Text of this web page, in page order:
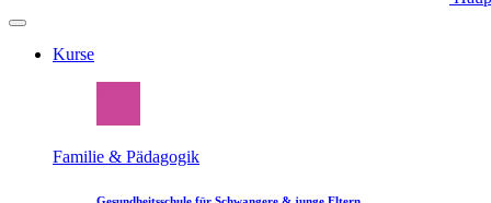
Kurse
Familie & Pädagogik